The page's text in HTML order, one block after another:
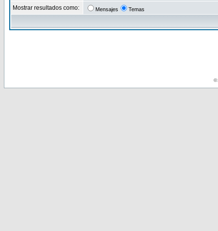
Mostrar resultados como: Mensajes Temas
©